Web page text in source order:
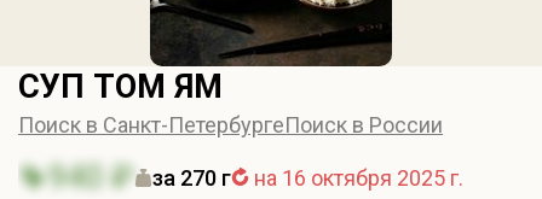
СУП ТОМ ЯМ
Поиск в Санкт-ПетербургеПоиск в России
940 ₽ за 270 г на 16 октября 2025 г.